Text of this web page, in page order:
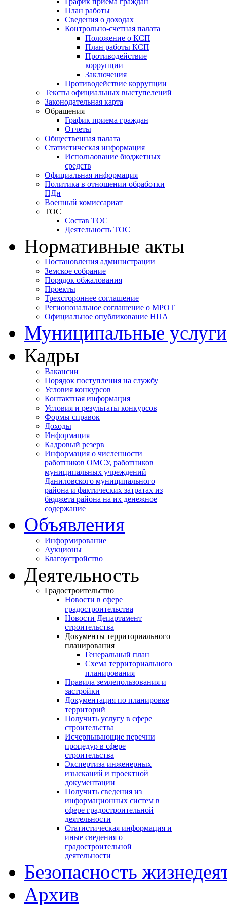
План работы
Сведения о доходах
Контрольно-счетная палата
Положение о КСП
План работы КСП
Противодействие
коррупции
Заключения
Противодействие коррупции
Тексты официальных выступелений
Законодательная карта
Обращения
График приема граждан
Отчеты
Общественная палата
Статистическая информация
Использование бюджетных
средств
Официальная информация
Политика в отношении обработки
ПДн
Военный комиссариат
ТОС
Состав ТОС
Деятельность ТОС
Нормативные акты
Постановления администрации
Земское собрание
Порядок обжалования
Проекты
Трехстороннее соглашение
Регионональное соглашение о МРОТ
Официальное опубликование НПА
Муниципальные услуги
Кадры
Вакансии
Порядок поступления на службу
Условия конкурсов
Контактная информация
Условия и результаты конкурсов
Формы справок
Доходы
Информация
Кадровый резерв
Информация о численности
работников ОМСУ, работников
муниципальных учреждений
Даниловского муниципального
района и фактических затратах из
бюджета района на их денежное
содержание
Объявления
Информирование
Аукционы
Благоустройство
Деятельность
Градостроительство
Новости в сфере
градостроительства
Новости Департамент
строительства
Документы территориального
планирования
Генеральный план
Схема территориального
планирования
Правила землепользования и
застройки
Документация по планировке
территорий
Получить услугу в сфере
строительства
Исчерпывающие перечни
процедур в сфере
строительства
Экспертиза инженерных
изысканий и проектной
документации
Получить сведения из
информационных систем в
сфере градостроительной
деятельности
Статистическая информация и
иные сведения о
градостроительной
деятельности
Безопасность
Архив